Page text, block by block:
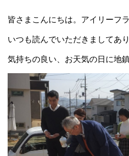
皆さまこんにちは。アイリーフ
いつも読んでいただきましてあ
気持ちの良い、お天気の日に地